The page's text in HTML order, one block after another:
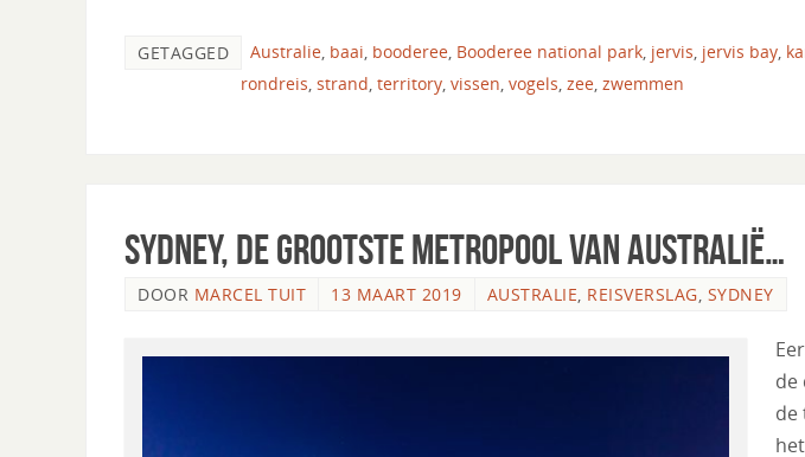
GETAGGED Australie, baai, booderee, Booderee national park, jervis, jervis bay,
rondreis, strand, territory, vissen, vogels, zee, zwemmen
Sydney, de grootste metropool van Australië…
DOOR MARCEL TUIT 13 MAART 2019 AUSTRALIE REISVERSLAG SYDNEY
de
de